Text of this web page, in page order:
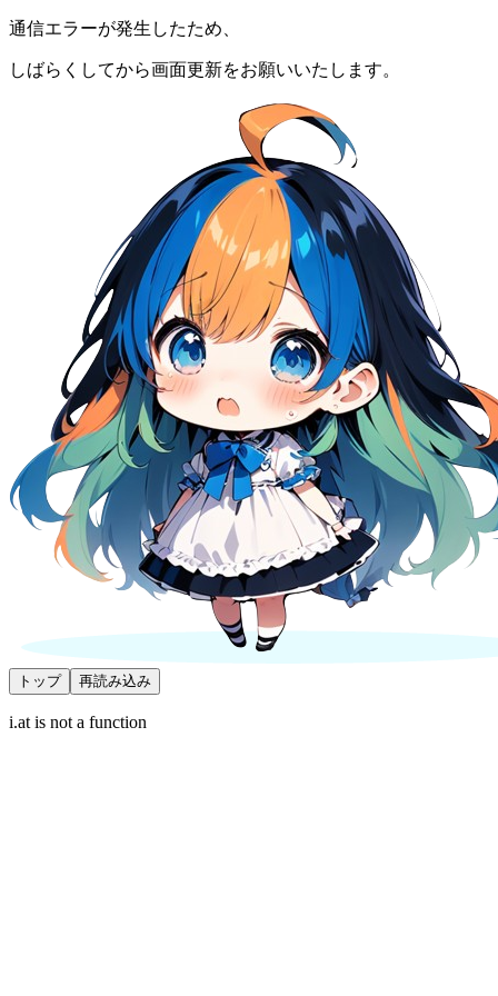
通信エラーが発生したため、
しばらくしてから画面更新をお願いいたします。
トップ 再読み込み
i.at is not a function